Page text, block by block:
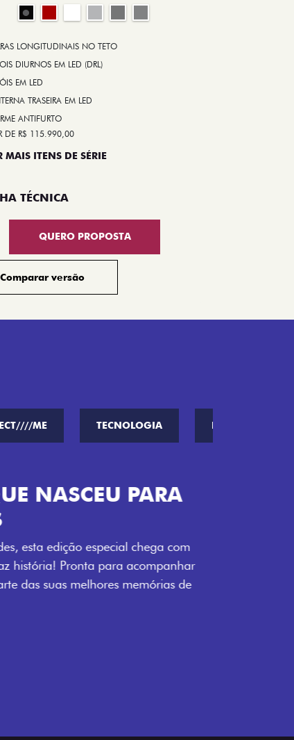
LONGITUDINAIS NO TETO
DIURNOS EM LED (DRL)
EM LED
TRASEIRA EM LED
ANTIFURTO
DE R$ 115.990,00
MAIS ITENS DE SÉRIE
TÉCNICA
QUERO PROPOSTA
Comparar versão
ME TECNOLOGIA PERFORMANCE
LOLLABR
exclusiva do festival: série
e a soleira temática que reforçam
escurecidos, o teto bicolor e as
brilhante completam o visual